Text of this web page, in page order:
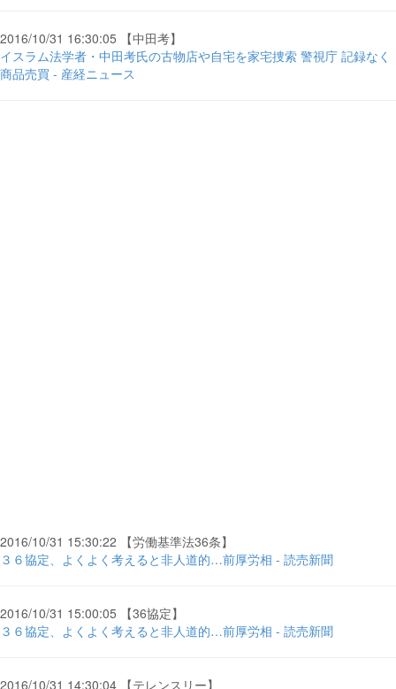
2016/10/31 16:30:05 【中田考】
イスラム法学者・中田考氏の古物店や自宅を家宅捜索 警視庁 記録なく
商品売買 - 産経ニュース
2016/10/31 15:30:22 【労働基準法36条】
３６協定、よくよく考えると非人道的…前厚労相 - 読売新聞
2016/10/31 15:00:05 【36協定】
３６協定、よくよく考えると非人道的…前厚労相 - 読売新聞
2016/10/31 14:30:04 【テレンスリー】